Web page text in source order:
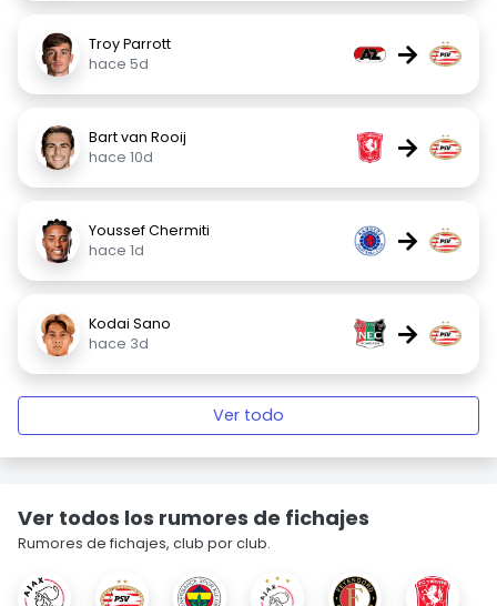
Troy Parrott
hace 5d
→
Bart van Rooij
hace 10d
→
Youssef Chermiti
hace 1d
→
Kodai Sano
hace 3d
→
Ver todo
Ver todos los rumores de fichajes
Rumores de fichajes, club por club.